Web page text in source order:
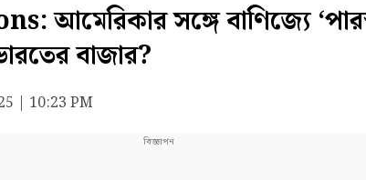
সঙ্গে বাণিজ্যে
বাজার?
| 10:23 PM